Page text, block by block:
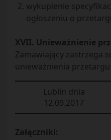
wykupienie
ogłoszeniu o
XVII. Unieważnienie
Zamawiający zastrzega
unieważnienia
Lublin dnia
12.09.2017
Załączniki: